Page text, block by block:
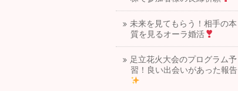
未来を見てもらう！相手の本
質を見るオーラ婚活
足立花火大会のプログラム予
習！良い出会いがあった報告